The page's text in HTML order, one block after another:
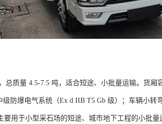
总质量 4.5-7.5 吨，适合短途、小批量运输。货
级防爆电气系统（Ex d IIB T5 Gb 级）；车辆小
要用于小型采石场的短途、城市地下工程的小批